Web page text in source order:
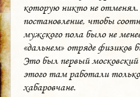
которую никто не
постановление, чтобы
мужского пола было не
«дальнем» отряде физиков
Это был первый
этого там работали
хабаровчане.